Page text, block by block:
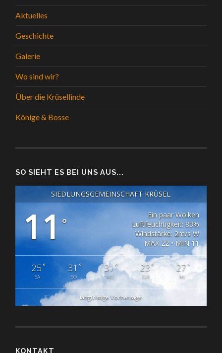
Aktuelles
Geschichte
Galerie
Wo sind wir?
Über die Krüsellinde
Könige & Bosse
SO SIEHT ES BEI UNS AUS...
SIEDLUNGSGEMEINSCHAFT KRÜSEL
11°
Ein paar Wolken
Luftfeuchtigkeit: 83%
Windstärke: 2m/s W
MAX 22 • MIN 11
25°
SA
31 °
SO
31°
MO
23°
DIE
27°
MI
langfristige Vorhersage
KONTAKT